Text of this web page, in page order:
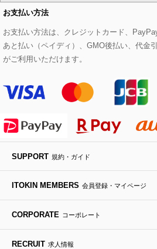
eur3
Maison de CINQ
MK MICHEL KLEIN BAG
HIROKO KOSHINO
その他のトップス
セットアップスカート
セットアップワンピース
モッズコート
ステンカラーコート
ライダースジャケット
デニムジャケット
ダウンジャケット・コート
帽子
ヘアアクセサリー
ハンカチ・バンダナ
手袋
チャーム・ストラップ
ブレスレット・バングル
ブローチ・コサージュ
ショルダーバッグ
ボストンバッグ
バックパック・リュック
ボディバッグ・メッセンジャー
トラベルバッグ
パンプス
スニーカー
フラットシューズ
ローファー
ドレスシューズ
すべてのアートフラワー
ローズ
カサブランカ・カラー
ラナンキュラス
ポプリアレンジ＆フレグランス
お支払い方法
お支払い方法は、クレジットカード、
あと払い（ペイディ）、GMO後払い、代金
がご利用いただけます。
SUPPORT 規約・ガイド
ITOKIN MEMBERS 会員登録・マイページ
CORPORATE コーポレート
RECRUIT 求人情報